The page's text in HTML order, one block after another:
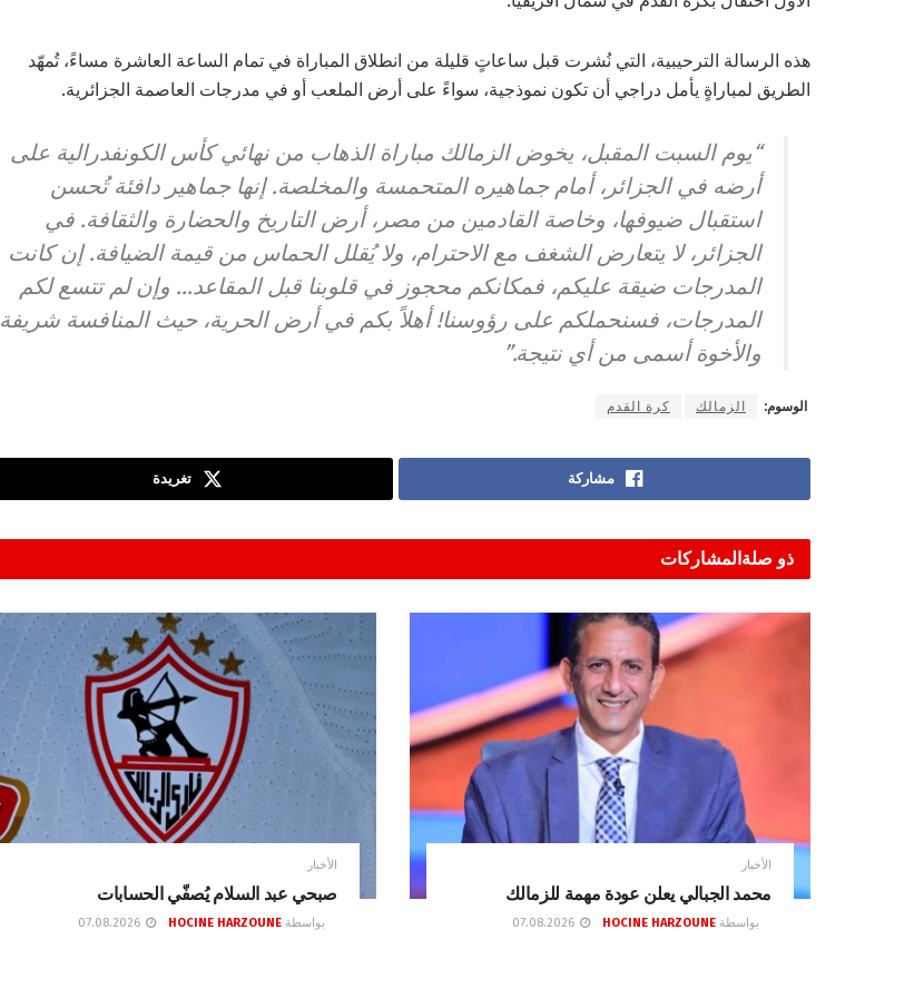
هذه الرسالة الترحيبية، التي نُشرت قبل ساعاتٍ قليلة من انطلاق المباراة في تمام الساعة العاشرة مساءً، تُمهّد
الطريق لمباراةٍ يأمل دراجي أن تكون نموذجية، سواءً على أرض الملعب أو في مدرجات العاصمة الجزائرية.
“يوم السبت المقبل، يخوض الزمالك مباراة الذهاب من نهائي كأس الكونفدرالية على
أرضه في الجزائر، أمام جماهيره المتحمسة والمخلصة. إنها جماهير دافئة تُحسن
استقبال ضيوفها، وخاصة القادمين من مصر، أرض التاريخ والحضارة والثقافة. في
الجزائر، لا يتعارض الشغف مع الاحترام، ولا يُقلل الحماس من قيمة الضيافة. إن كانت
المدرجات ضيقة عليكم، فمكانكم محجوز في قلوبنا قبل المقاعد… وإن لم تتسع لكم
المدرجات، فسنحملكم على رؤوسنا! أهلاً بكم في أرض الحرية، حيث المنافسة شريفة
والأخوة أسمى من أي نتيجة.”
الوسوم: الزمالك كرة القدم
مشاركة تغريدة
ذو صلةالمشاركات
الأخبار
محمد الجبالي يعلن عودة مهمة للزمالك
بواسطة HOCINE HARZOUNE
الأخبار
صبحي عبد السلام يُصفّي الحسابات
بواسطة HOCINE HARZOUNE